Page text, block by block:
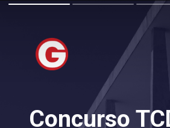
Concurso